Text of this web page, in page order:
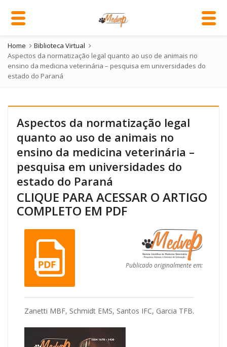
Home
Biblioteca Virtual
Aspectos da normatização legal quanto ao uso de animais no
ensino da medicina veterinária – pesquisa em universidades do
estado do Paraná
Aspectos da normatização legal
quanto ao uso de animais no
ensino da medicina veterinária –
pesquisa em universidades do
estado do Paraná
CLIQUE PARA ACESSAR O ARTIGO
COMPLETO EM PDF
Zanetti MBF, Schmidt EMS, Santos IFC, Garcia TFB.
Publicado originalmente em: